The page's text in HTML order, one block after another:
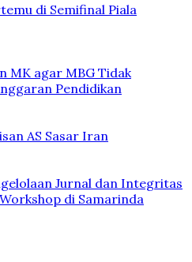
di Semifinal Piala
MK agar MBG Tidak
Pendidikan
AS Sasar Iran
Jurnal dan Integritas
di Samarinda